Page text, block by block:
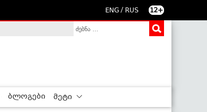
ENG / RUS 12+
ბლოგები მეტი